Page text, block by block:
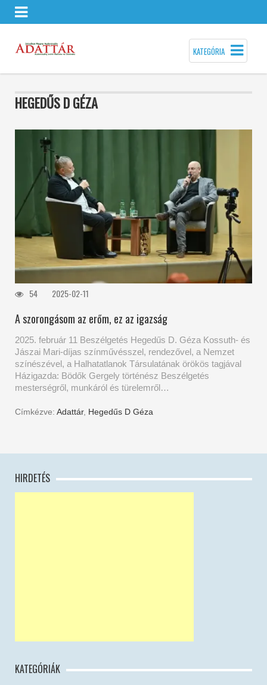
KATEGÓRIA
HEGEDŰS D GÉZA
54 2025-02-11
A szorongásom az erőm, ez az igazság
2025. február 11 Beszélgetés Hegedűs D. Géza Kossuth- és
Jászai Mari-díjas színművésszel, rendezővel, a Nemzet
színészével, a Halhatatlanok Társulatának örökös tagjával
Házigazda: Bödők Gergely történész Beszélgetés
mesterségről, munkáról és türelemről…
Címkézve: Adattár, Hegedűs D Géza
HIRDETÉS
KATEGÓRIÁK